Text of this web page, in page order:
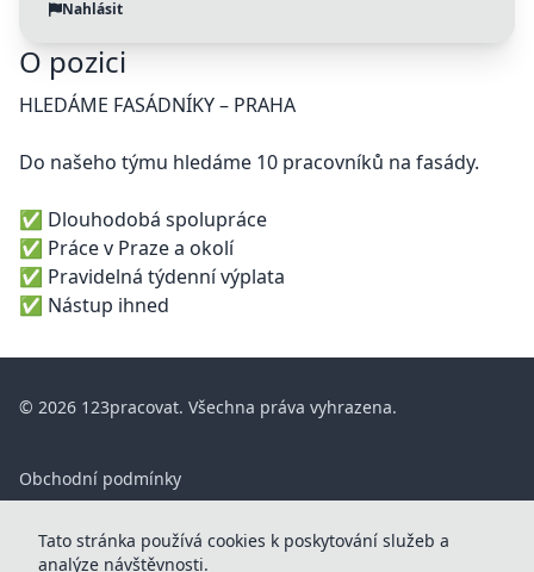
Nahlásit
O pozici
HLEDÁME FASÁDNÍKY – PRAHA
Do našeho týmu hledáme 10 pracovníků na fasády.
✅ Dlouhodobá spolupráce
✅ Práce v Praze a okolí
✅ Pravidelná týdenní výplata
✅ Nástup ihned
© 2026 123pracovat. Všechna práva vyhrazena.
Obchodní podmínky
Kontakt
Tato stránka používá cookies k poskytování služeb a
analýze návštěvnosti.